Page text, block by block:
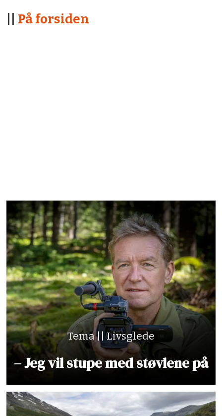
På forsiden
Tema || Livsglede
– Jeg vil stupe med støvlene på